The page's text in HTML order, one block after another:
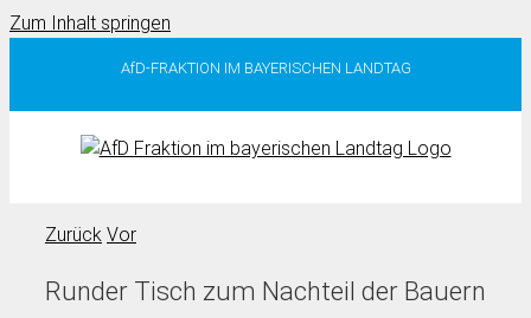
Zum Inhalt springen
AfD-FRAKTION IM BAYERISCHEN LANDTAG
Zurück Vor
Runder Tisch zum Nachteil der Bauern